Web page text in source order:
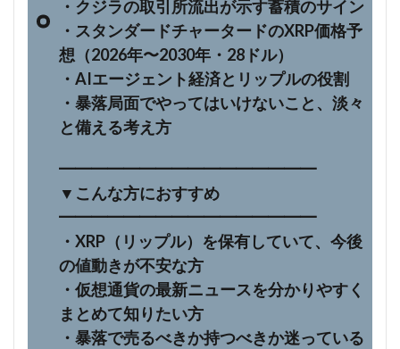
・クジラの取引所流出が示す蓄積のサイン
・スタンダードチャータードのXRP価格予
想（2026年〜2030年・28ドル）
・AIエージェント経済とリップルの役割
・暴落局面でやってはいけないこと、淡々
と備える考え方
━━━━━━━━━━━━━━━━
▼こんな方におすすめ
━━━━━━━━━━━━━━━━
・XRP（リップル）を保有していて、今後
の値動きが不安な方
・仮想通貨の最新ニュースを分かりやすく
まとめて知りたい方
・暴落で売るべきか持つべきか迷っている